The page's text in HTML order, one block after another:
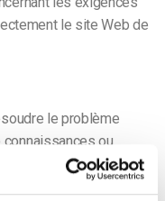
le site Web de
le problème
ou
d’assistance 24 heures
vous apporter